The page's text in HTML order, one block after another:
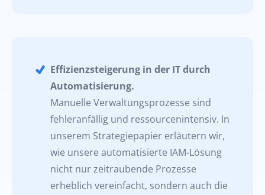
Effizienzsteigerung in der IT durch
Automatisierung.
Manuelle Verwaltungsprozesse sind
fehleranfällig und ressourcenintensiv. In
unserem Strategiepapier erläutern wir,
wie unsere automatisierte IAM-Lösung
nicht nur zeitraubende Prozesse
erheblich vereinfacht, sondern auch die